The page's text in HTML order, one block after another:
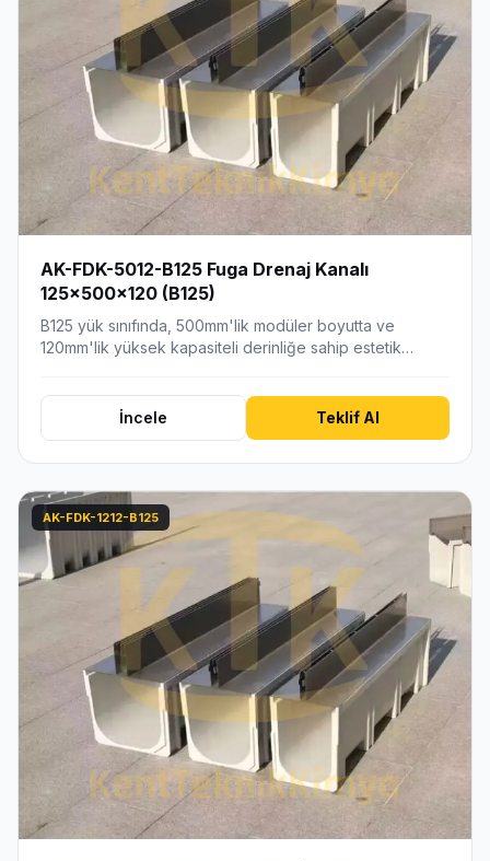
AK-FDK-5012-B125 Fuga Drenaj Kanalı
125x500x120 (B125)
B125 yük sınıfında, 500mm'lik modüler boyutta ve
120mm'lik yüksek kapasiteli derinliğe sahip estetik
İncele Teklif Al
AK-FDK-1212-B125